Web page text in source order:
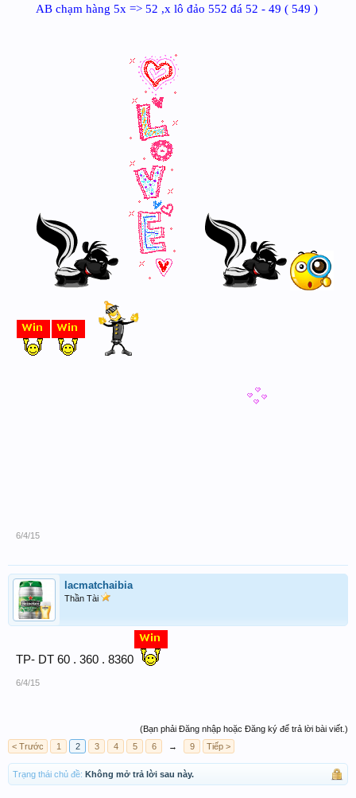
AB chạm hàng 5x => 52 ,x lô đảo 552 đá 52 - 49 ( 549 )
6/4/15
lacmatchaibia
Thần Tài
TP- DT 60 . 360 . 8360
6/4/15
(Bạn phải Đăng nhập hoặc Đăng ký để trả lời bài viết.)
< Trước
1 2 3 4 5 6 → 9 Tiếp >
Trạng thái chủ đề: Không mở trả lời sau này.